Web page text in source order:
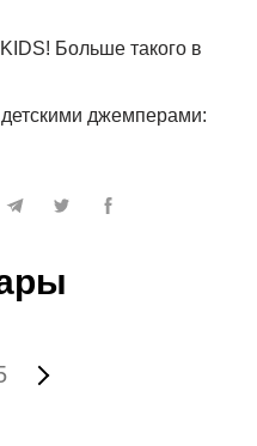
Больше такого в
джемперами: